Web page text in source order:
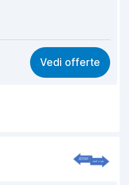
8,4
7,7
Vedi offerte